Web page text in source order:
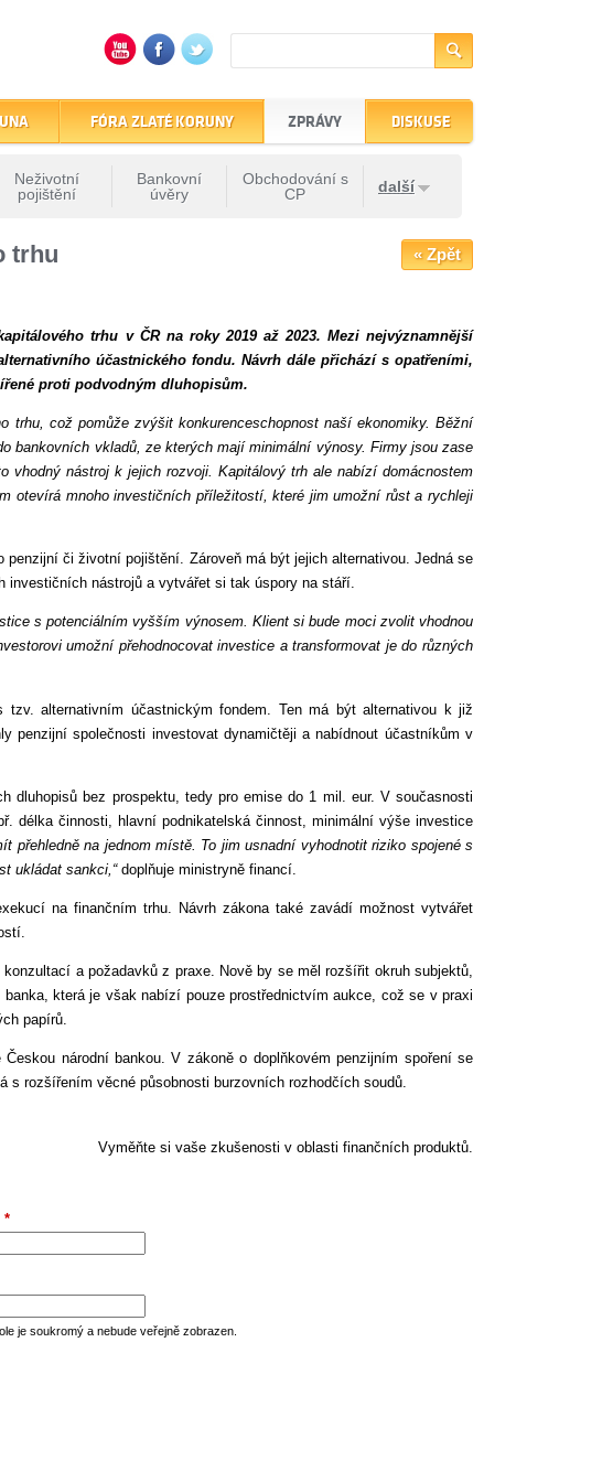
FÓRA ZLATÉ KORUNY ZPRÁVY
Neživotní
pojištění
Bankovní
úvěry
Obchodování s
CP
další
DISKUSE
« Zpět
trhu
trhu v ČR na roky 2019 až 2023. Mezi nejvýznamnější
účastnického fondu. Návrh dále přichází s opatřeními,
proti podvodným dluhopisům.
trhu, což pomůže zvýšit konkurenceschopnost naší ekonomiky. Běžní
bankovních vkladů, ze kterých mají minimální výnosy. Firmy jsou zase
nástroj k jejich rozvoji. Kapitálový trh ale nabízí domácnostem
otevírá mnoho investičních příležitostí, které jim umožní růst a rychleji
či životní pojištění. Zároveň má být jejich alternativou. Jedná se
investičních nástrojů a vytvářet si tak úspory na stáří.
s potenciálním vyšším výnosem. Klient si bude moci zvolit vhodnou
umožní přehodnocovat investice a transformovat je do různých
alternativním účastnickým fondem. Ten má být alternativou k již
penzijní společnosti investovat dynamičtěji a nabídnout účastníkům v
dluhopisů bez prospektu, tedy pro emise do 1 mil. eur. V současnosti
délka činnosti, hlavní podnikatelská činnost, minimální výše investice
přehledně na jednom místě. To jim usnadní vyhodnotit riziko spojené s
ukládat sankci,“doplňuje ministryně financí.
na finančním trhu. Návrh zákona také zavádí možnost vytvářet
a požadavků z praxe. Nově by se měl rozšířit okruh subjektů,
která je však nabízí pouze prostřednictvím aukce, což se v praxi
papírů.
národní bankou. V zákoně o doplňkovém penzijním spoření se
rozšířením věcné působnosti burzovních rozhodčích soudů.
Vyměňte si vaše zkušenosti v oblasti finančních produktů.
*
je soukromý a nebude veřejně zobrazen.